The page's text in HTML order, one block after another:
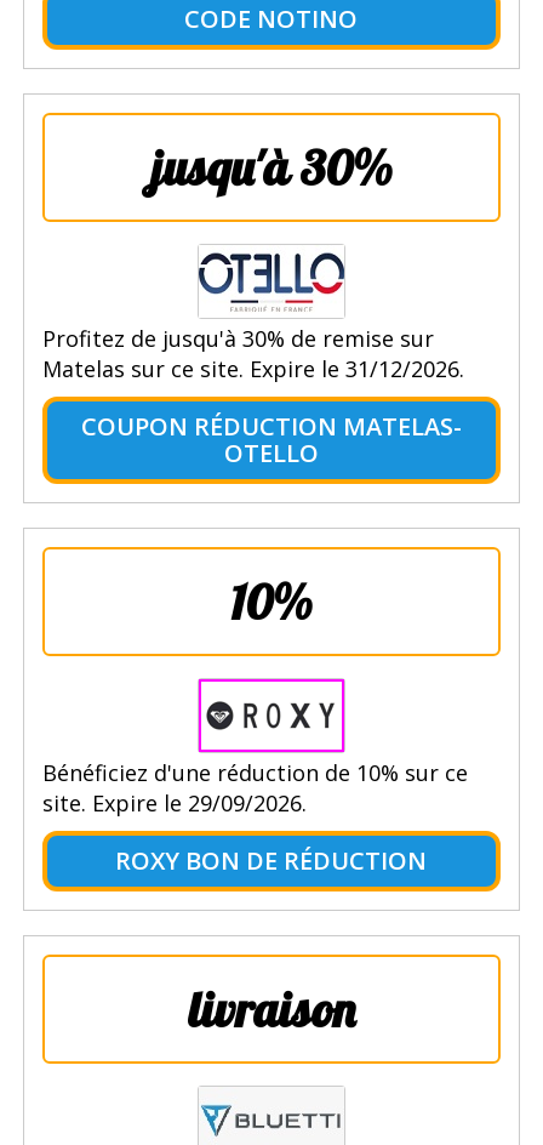
CODE NOTINO
jusqu'à 30%
Profitez de jusqu'à 30% de remise sur
Matelas sur ce site. Expire le 31/12/2026.
COUPON RÉDUCTION MATELAS-
OTELLO
10%
Bénéficiez d'une réduction de 10% sur ce
site. Expire le 29/09/2026.
ROXY BON DE RÉDUCTION
livraison